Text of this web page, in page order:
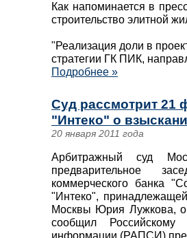
Как напоминается в
строительство элитной
"Реализация доли в
стратегии ГК ПИК,
Подробнее »
Суд рассмотрит 21
"Интеко" о
20 января 2011 года
Арбитражный суд
предварительное
коммерческого банка
"Интеко",
Москвы Юрия Лужкова, о
сообщил
информации (РАПСИ)